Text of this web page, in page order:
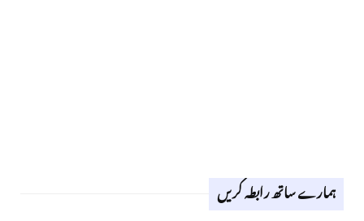
ہمارے ساتھ رابطہ کریں